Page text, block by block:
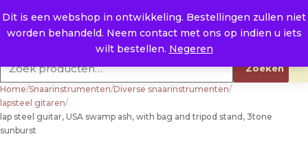
Dit is een webshop in ontwikkeling. Bestellingen zullen niet
worden behandeld. Neem contact met ons op indien u iets
wilt bestellen. Negeren
E. info@raysland.nl
Productcategorieën
Zoeken
Home/Snaarinstrumenten/Diverse snaarinstrumenten/
lapsteel gitaren/
lap steel guitar, USA swamp ash, with bag and tripod stand, 3tone
sunburst